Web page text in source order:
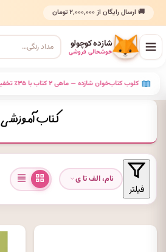
🚚 ارسال رایگان از ۲٬۰۰۰٬۰۰۰ تومان
شازده کوچولو
خوشحالی فروشی
کلوب کتاب‌خوان شازده — ماهی ۲ کتاب با ۳۵٪ تخفیف •
کتاب آموزشی
فیلتر
نام، الف تا ی